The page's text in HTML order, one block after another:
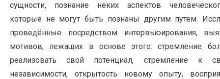
сущности, познание неких аспектов
которые не могут быть познаны другим путём.
проведённые посредством интервьюирования,
мотивов, лежащих в основе этого: стремление
реализовать свой потенциал, стремление к
независимости, открытость новому опыту,